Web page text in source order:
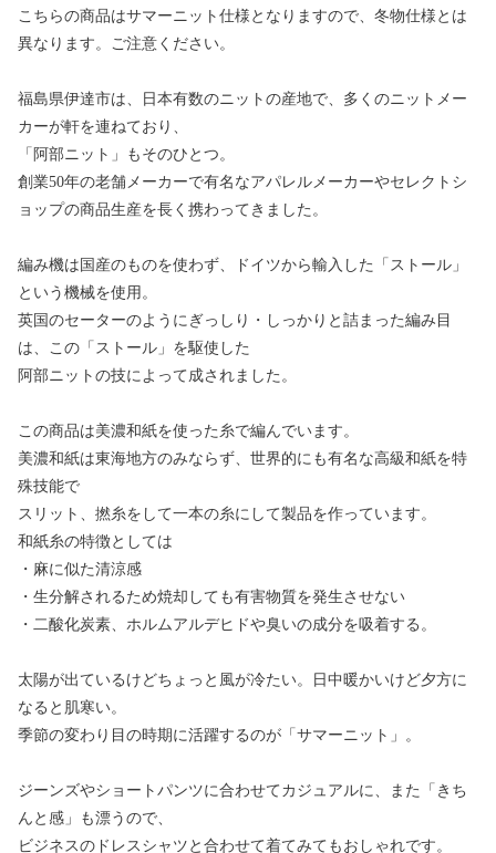
こちらの商品はサマーニット仕様となりますので、冬物仕様とは
異なります。ご注意ください。
福島県伊達市は、日本有数のニットの産地で、多くのニットメー
カーが軒を連ねており、
「阿部ニット」もそのひとつ。
創業50年の老舗メーカーで有名なアパレルメーカーやセレクトシ
ョップの商品生産を長く携わってきました。
編み機は国産のものを使わず、ドイツから輸入した「ストール」
という機械を使用。
英国のセーターのようにぎっしり・しっかりと詰まった編み目
は、この「ストール」を駆使した
阿部ニットの技によって成されました。
この商品は美濃和紙を使った糸で編んでいます。
美濃和紙は東海地方のみならず、世界的にも有名な高級和紙を特
殊技能で
スリット、撚糸をして一本の糸にして製品を作っています。
和紙糸の特徴としては
・麻に似た清涼感
・生分解されるため焼却しても有害物質を発生させない
・二酸化炭素、ホルムアルデヒドや臭いの成分を吸着する。
太陽が出ているけどちょっと風が冷たい。日中暖かいけど夕方に
なると肌寒い。
季節の変わり目の時期に活躍するのが「サマーニット」。
ジーンズやショートパンツに合わせてカジュアルに、また「きち
んと感」も漂うので、
ビジネスのドレスシャツと合わせて着てみてもおしゃれです。